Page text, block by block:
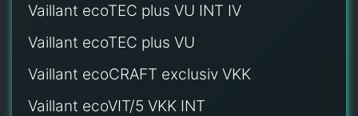
Vaillant ecoTEC plus VU INT IV
Vaillant ecoTEC plus VU
Vaillant ecoCRAFT exclusiv VKK
Vaillant ecoVIT/5 VKK INT